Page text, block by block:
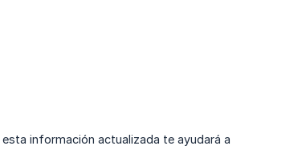
información actualizada te ayudará a